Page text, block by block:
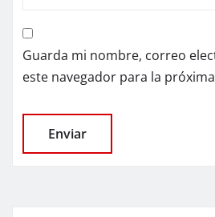
Guarda mi nombre, correo
este navegador para la